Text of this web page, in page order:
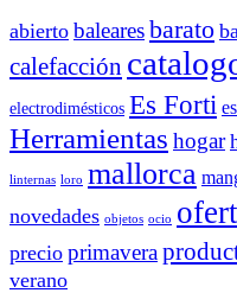
abierto balearesbarato
calefacción
electrodimésticos Es Forti
Herramientas hogar
linternas loro mallorca
novedades objetos ocio
precio primavera
verano